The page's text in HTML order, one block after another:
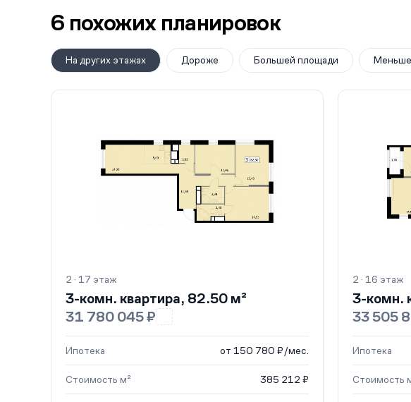
6 похожих планировок
На других этажах Дороже Большей площади
2 · 17 этаж
3-комн. квартира, 82.50 м²
31 780 045 ₽
Ипотека от 150 780 ₽/мес.
Стоимость м² 385 212 ₽
2 · 16 этаж
3-комн.
33 505
Ипотека
Стоимость